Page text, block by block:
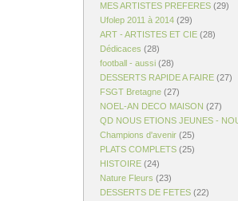
MES ARTISTES PREFERES (29)
Ufolep 2011 à 2014 (29)
ART - ARTISTES ET CIE (28)
Dédicaces (28)
football - aussi (28)
DESSERTS RAPIDE A FAIRE (27)
FSGT Bretagne (27)
NOEL-AN DECO MAISON (27)
QD NOUS ETIONS JEUNES -
Champions d'avenir (25)
PLATS COMPLETS (25)
HISTOIRE (24)
Nature Fleurs (23)
DESSERTS DE FETES (22)